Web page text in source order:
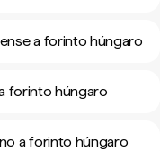
a forinto húngaro
forinto húngaro
a forinto húngaro